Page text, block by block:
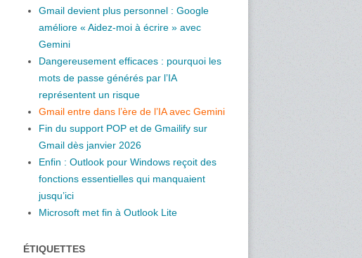
Gmail devient plus personnel : Google
améliore « Aidez-moi à écrire » avec
Gemini
Dangereusement efficaces : pourquoi les
mots de passe générés par l’IA
représentent un risque
Gmail entre dans l’ère de l’IA avec Gemini
Fin du support POP et de Gmailify sur
Gmail dès janvier 2026
Enfin : Outlook pour Windows reçoit des
fonctions essentielles qui manquaient
jusqu’ici
Microsoft met fin à Outlook Lite
ÉTIQUETTES